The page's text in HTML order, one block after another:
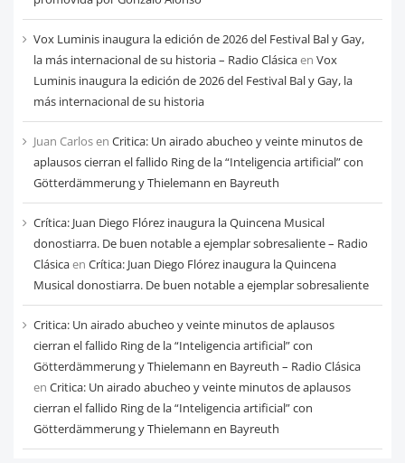
Vox Luminis inaugura la edición de 2026 del Festival Bal y Gay,
la más internacional de su historia – Radio Clásicaen Vox
Luminis inaugura la edición de 2026 del Festival Bal y Gay, la
más internacional de su historia
Juan Carlosen Critica: Un airado abucheo y veinte minutos de
aplausos cierran el fallido Ring de la “Inteligencia artificial” con
Götterdämmerung y Thielemann en Bayreuth
Crítica: Juan Diego Flórez inaugura la Quincena Musical
donostiarra. De buen notable a ejemplar sobresaliente – Radio
Clásicaen Crítica: Juan Diego Flórez inaugura la Quincena
Musical donostiarra. De buen notable a ejemplar sobresaliente
Critica: Un airado abucheo y veinte minutos de aplausos
cierran el fallido Ring de la “Inteligencia artificial” con
Götterdämmerung y Thielemann en Bayreuth – Radio Clásica
en Critica: Un airado abucheo y veinte minutos de aplausos
cierran el fallido Ring de la “Inteligencia artificial” con
Götterdämmerung y Thielemann en Bayreuth